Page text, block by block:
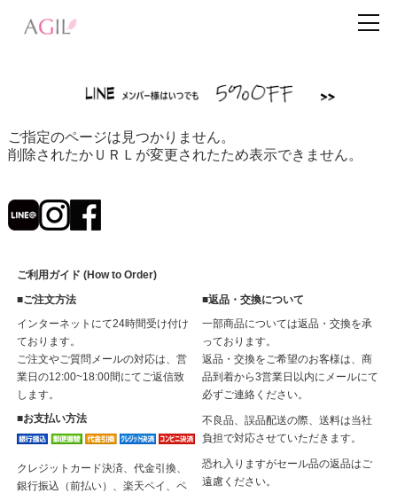
ご指定のページは見つかりません。
削除されたかＵＲＬが変更されたため表示できません。
ご利用ガイド (How to Order)
■ご注文方法
インターネットにて24時間受け付け
ております。
ご注文やご質問メールの対応は、営
業日の12:00~18:00間にてご返信致
します。
■お支払い方法
クレジットカード決済、代金引換、
銀行振込（前払い）、楽天ペイ、ペ
■返品・交換について
一部商品については返品・交換を承
っております。
返品・交換をご希望のお客様は、商
品到着から3営業日以内にメールにて
必ずご連絡ください。
不良品、誤品配送の際、送料は当社
負担で対応させていただきます。
恐れ入りますがセール品の返品はご
遠慮ください。